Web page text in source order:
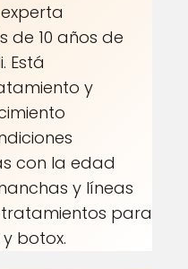
10 años de
Está
y
con la edad
y líneas
para
botox.